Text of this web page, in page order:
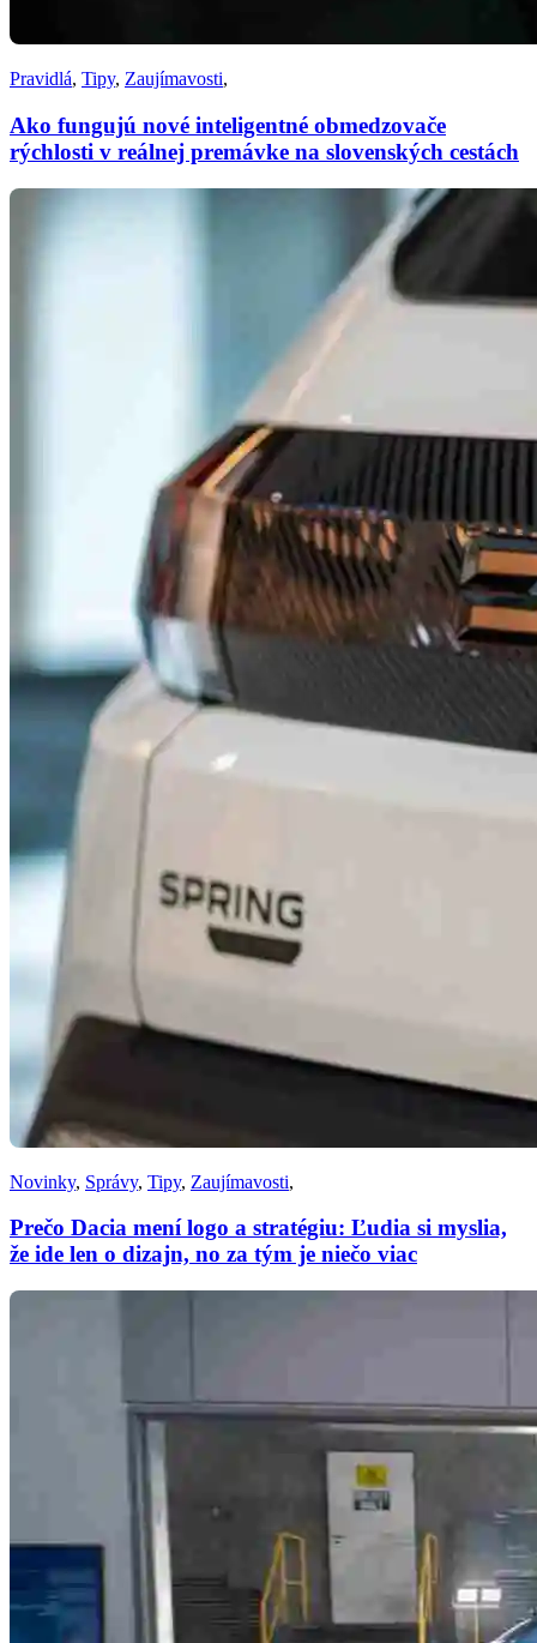
Pravidlá, Tipy, Zaujímavosti,
Ako fungujú nové inteligentné obmedzovače
rýchlosti v reálnej premávke na slovenských cestách
Novinky, Správy, Tipy, Zaujímavosti,
Prečo Dacia mení logo a stratégiu: Ľudia si myslia,
že ide len o dizajn, no za tým je niečo viac